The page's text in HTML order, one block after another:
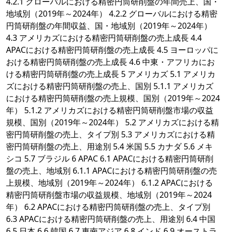
地域別（2019年～2024年） 4.2.2 グローバルにおける精密
円筒研削盤の年間収益、国・地域別（2019年～2024年）
4.3 アメリカズにおける精密円筒研削盤の売上成長 4.4
APACにおける精密円筒研削盤の売上成長 4.5 ヨーロッパに
おける精密円筒研削盤の売上成長 4.6 中東・アフリカにお
ける精密円筒研削盤の売上成長 5 アメリカズ 5.1 アメリカ
ズにおける精密円筒研削盤の売上、国別 5.1.1 アメリカズ
における精密円筒研削盤の売上規模、国別（2019年～2024
年） 5.1.2 アメリカズにおける精密円筒研削盤市場の収益
規模、国別（2019年～2024年） 5.2 アメリカズにおける精
密円筒研削盤の売上、タイプ別 5.3 アメリカズにおける精
密円筒研削盤の売上、用途別 5.4 米国 5.5 カナダ 5.6 メキ
シコ 5.7 ブラジル 6 APAC 6.1 APACにおける精密円筒研削
盤の売上、地域別 6.1.1 APACにおける精密円筒研削盤の売
上規模、地域別（2019年～2024年） 6.1.2 APACにおける
精密円筒研削盤市場の収益規模、地域別（2019年～2024
年） 6.2 APACにおける精密円筒研削盤の売上、タイプ別
6.3 APACにおける精密円筒研削盤の売上、用途別 6.4 中国